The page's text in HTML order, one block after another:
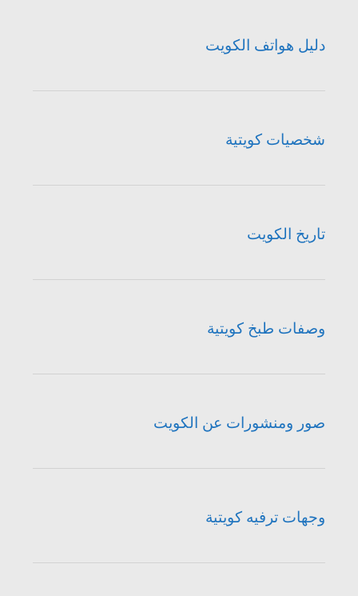
دليل هواتف الكويت
شخصيات كويتية
تاريخ الكويت
وصفات طبخ كويتية
صور ومنشورات عن الكويت
وجهات ترفيه كويتية